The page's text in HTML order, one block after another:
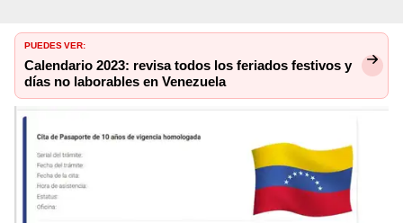
PUEDES VER:
Calendario 2023: revisa todos los feriados festivos y
días no laborables en Venezuela